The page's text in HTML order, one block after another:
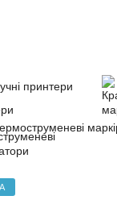
принтери